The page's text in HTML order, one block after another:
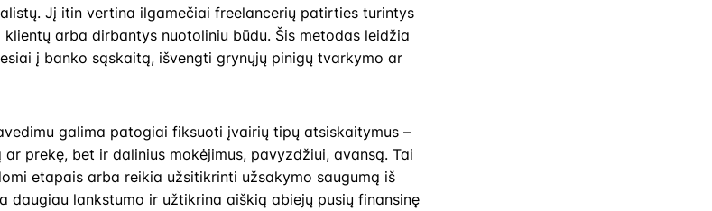
Jį itin vertina ilgamečiai freelancerių patirties turintys
arba dirbantys nuotoliniu būdu. Šis metodas leidžia
į banko sąskaitą, išvengti grynųjų pinigų tvarkymo ar
galima patogiai fiksuoti įvairių tipų atsiskaitymus –
prekę, bet ir dalinius mokėjimus, pavyzdžiui, avansą. Tai
etapais arba reikia užsitikrinti užsakymo saugumą iš
daugiau lankstumo ir užtikrina aiškią abiejų pusių finansinę